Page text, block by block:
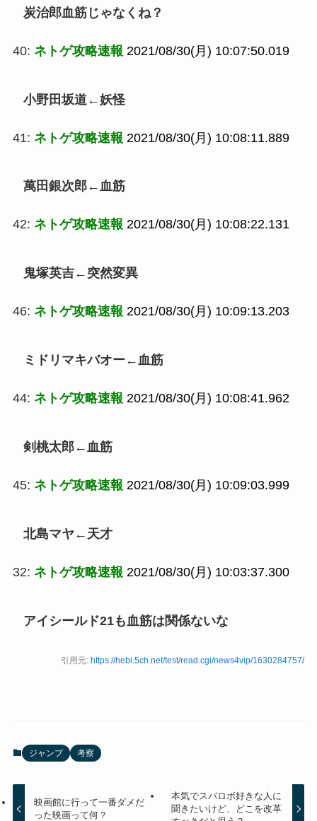
炭治郎血筋じゃなくね？
40: ネトゲ攻略速報 2021/08/30(月) 10:07:50.019
小野田坂道←妖怪
41: ネトゲ攻略速報 2021/08/30(月) 10:08:11.889
萬田銀次郎←血筋
42: ネトゲ攻略速報 2021/08/30(月) 10:08:22.131
鬼塚英吉←突然変異
46: ネトゲ攻略速報 2021/08/30(月) 10:09:13.203
ミドリマキバオー←血筋
44: ネトゲ攻略速報 2021/08/30(月) 10:08:41.962
剣桃太郎←血筋
45: ネトゲ攻略速報 2021/08/30(月) 10:09:03.999
北島マヤ←天才
32: ネトゲ攻略速報 2021/08/30(月) 10:03:37.300
アイシールド21も血筋は関係ないな
引用元:https://hebi.5ch.net/test/read.cgi/news4vip/1630284757/
ジャンプ 考察
映画館に行って一番ダメだ
った映画って何？
本気でスパロボ好きな人に
聞きたいけど、どこを改革